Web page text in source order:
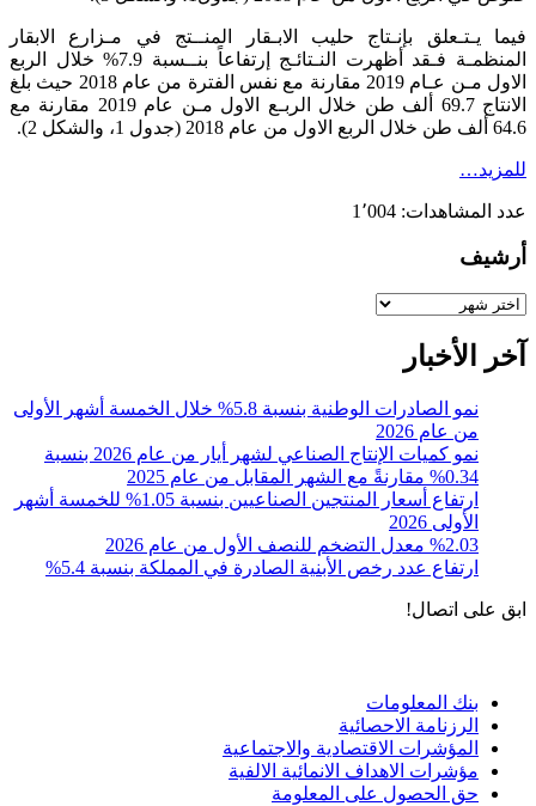
فيما يـتـعلق بإنـتاج حليب الابـقار المنــتج في مـزارع الابقار
المنظمـة فـقد أظهرت النـتائـج إرتفاعاً بنــسبة 7.9% خلال الربع
الاول مـن عـام 2019 مقارنة مع نفس الفترة من عام 2018 حيث بلغ
الانتاج 69.7 ألف طن خلال الربـع الاول مـن عام 2019 مقارنة مع
64.6 ألف طن خلال الربع الاول من عام 2018 (جدول 1، والشكل 2).
للمزيد…
عدد المشاهدات: 1٬004
أرشيف
أرشيف
آخر الأخبار
نمو الصادرات الوطنية بنسبة 5.8% خلال الخمسة أشهر الأولى
من عام 2026
نمو كميات الإنتاج الصناعي لشهر أيار من عام 2026 بنسبة
0.34% مقارنةً مع الشهر المقابل من عام 2025
ارتفاع أسعار المنتجين الصناعيين بنسبة 1.05% للخمسة أشهر
الأولى 2026
%2.03 معدل التضخم للنصف الأول من عام 2026
ارتفاع عدد رخص الأبنية الصادرة في المملكة بنسبة 5.4%
ابق على اتصال!
بنك المعلومات
الرزنامة الاحصائية
المؤشرات الاقتصادية والاجتماعية
مؤشرات الاهداف الانمائية الالفية
حق الحصول على المعلومة